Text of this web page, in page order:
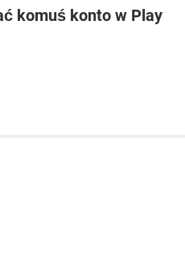
komuś konto w Play